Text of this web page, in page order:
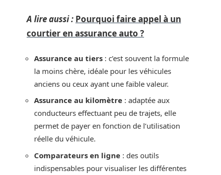
A lire aussi : Pourquoi faire appel à un
courtier en assurance auto ?
Assurance au tiers : c’est souvent la formule
la moins chère, idéale pour les véhicules
anciens ou ceux ayant une faible valeur.
Assurance au kilomètre : adaptée aux
conducteurs effectuant peu de trajets, elle
permet de payer en fonction de l’utilisation
réelle du véhicule.
Comparateurs en ligne : des outils
indispensables pour visualiser les différentes